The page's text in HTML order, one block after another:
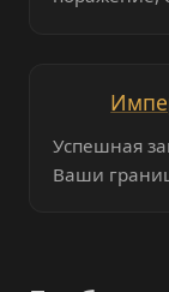
Успешная
Ваши